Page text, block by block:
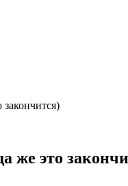
закончится)
же это